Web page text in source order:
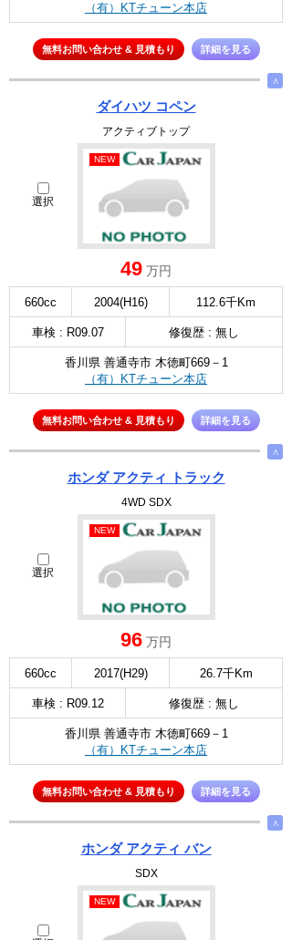
（有）KTチューン本店
無料お問い合わせ & 見積もり 詳細を見る
∧
ダイハツ コペン
アクティブトップ
選択
NEW
49 万円
660cc 2004(H16) 112.6千Km
車検 : R09.07 修復歴 : 無し
香川県 善通寺市 木徳町669－1
（有）KTチューン本店
無料お問い合わせ & 見積もり 詳細を見る
∧
ホンダ アクティ トラック
4WD SDX
選択
NEW
96 万円
660cc 2017(H29) 26.7千Km
車検 : R09.12 修復歴 : 無し
香川県 善通寺市 木徳町669－1
（有）KTチューン本店
無料お問い合わせ & 見積もり 詳細を見る
∧
ホンダ アクティ バン
SDX
NEW